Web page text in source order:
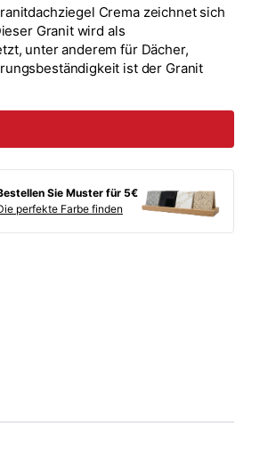
Crema zeichnet sich
Granit wird als
unter anderem für Dächer,
ist der Granit
Sie Muster für 5€
perfekte Farbe finden